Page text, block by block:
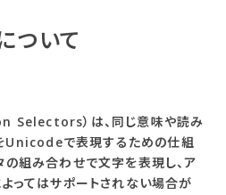
ついて
Selectors）は、同じ意味や読み
Unicodeで表現するための仕組
の組み合わせで文字を表現し、ア
よってはサポートされない場合が